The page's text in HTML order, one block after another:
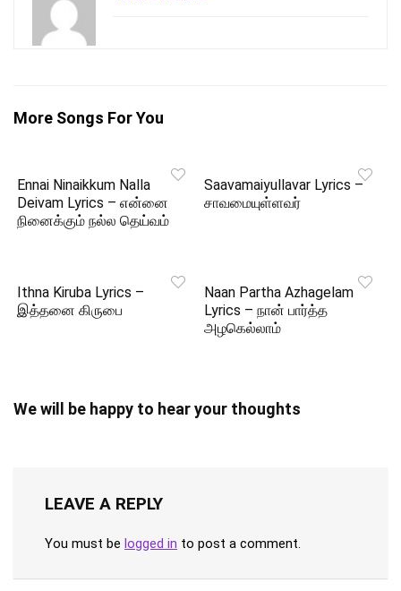
More Songs For You
Ennai Ninaikkum Nalla
Deivam Lyrics – என்னை
நினைக்கும் நல்ல தெய்வம்
Saavamaiyullavar Lyrics –
சாவமையுள்ளவர்
Ithna Kiruba Lyrics –
இத்தனை கிருபை
Naan Partha Azhagelam
Lyrics – நான் பார்த்த
அழகெல்லாம்
We will be happy to hear your thoughts
LEAVE A REPLY
You must be logged in to post a comment.